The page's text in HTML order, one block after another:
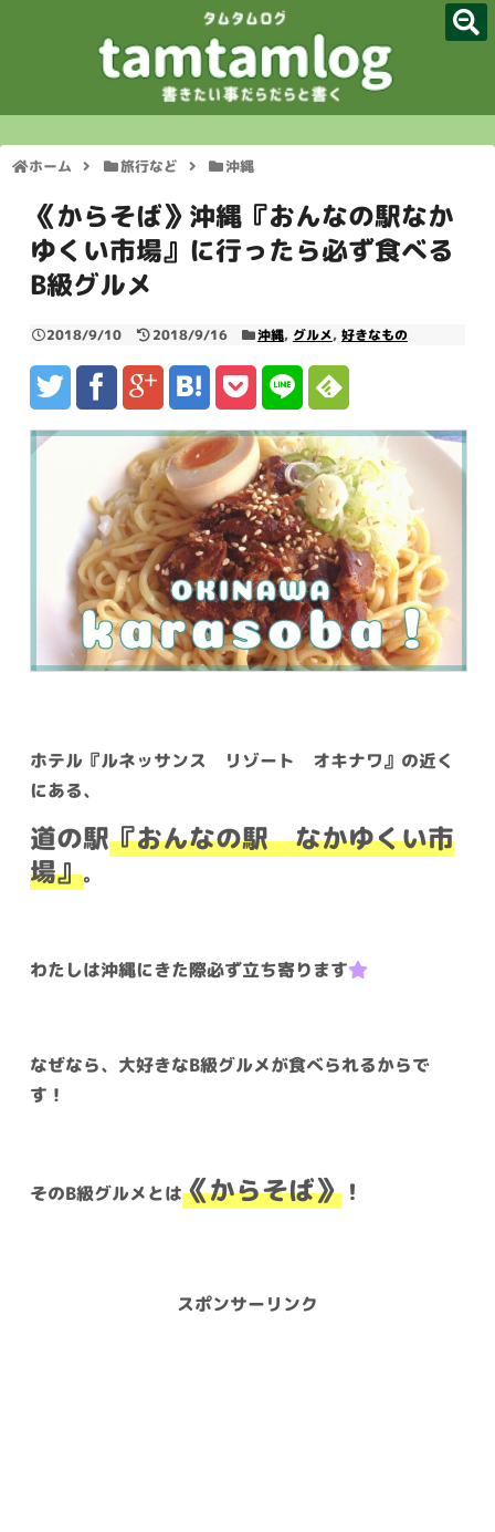
ホーム 旅行など 沖縄
《からそば》沖縄『おんなの駅なか
ゆくい市場』に行ったら必ず食べる
B級グルメ
2018/9/10 2018/9/16 沖縄, グルメ, 好きなもの
ホテル『ルネッサンス リゾート オキナワ』の近く
にある、
道の駅『おんなの駅 なかゆくい市
場』。
わたしは沖縄にきた際必ず立ち寄ります
なぜなら、大好きなB級グルメが食べられるからで
す！
そのB級グルメとは《からそば》 ！
スポンサーリンク
サイトマップ
脱毛体験談
ダイエット関連
歯ブラシマニア
お問い合わせフォーム